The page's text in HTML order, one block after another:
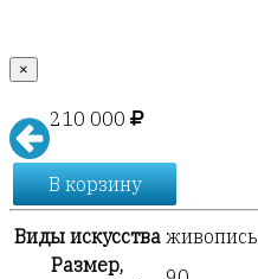
×
210 000
В корзину
Виды искусства живопись
Размер,